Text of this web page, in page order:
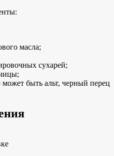
масла;
сухарей;
быть альт, черный перец